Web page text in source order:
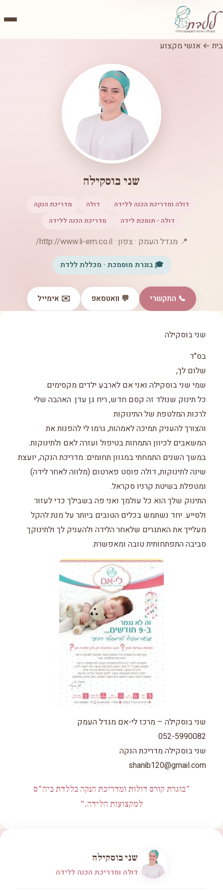
בית ← אנשי מקצוע
שני בוסקילה
דולה ומדריכת הכנה ללידה דולה
מדריכת הנקה
דולה - תומכת לידה
מדריכת הכנה ללידה
📍 מגדל העמק · צפון · http://www.li-em.co.il/
🎓 בוגרת מוסמכת · מכללת ללדת
📞 התקשרי 💬 וואטסאפ ✉️ אימייל
שני בוסקילה
בס"ד
שלום לך,
שמי שני בוסקילה ואני אם לארבע ילדים מקסימים.
כל תינוק שנולד זה קסם חדש, ריח גן עדן. האהבה שלי
לרכות המלטפת של התינוקות
והצורך להעניק תמיכה לאמהות, גרמו לי להפנות את
המשאבים לכיוון התמחות בטיפול ועזרה לאם ולתינוקות.
במשך השנים התמחתי במגוון תחומים: מדריכת הנקה, יועצת
שינה לתינוקות, דולה פוסט פארטום (מלווה לאחר לידה)
ומטפלת בשיטת קרניו סקראל.
התינוק שלך הוא כל עולמך ואני פה בשבילך כדי לעזור
ולסייע. יחד נשתמש בכלים הטובים ביותר על מנת להקל
מעלייך את האתגרים שלאחר הלידה ולהעניק לך ולתינוקך
סביבה התפתחותית טובה ומאפשרת.
שני בוסקילה – מרכז לי-אם מגדל העמק
052-5990082
שני בוסקילה מדריכת הנקה
shanib120@gmail.com
"בוגרת קורס דולות ומדריכת הנקה בללדת ביה"ס
למקצועות הלידה."
שני בוסקילה
דולה ומדריכת הכנה ללידה